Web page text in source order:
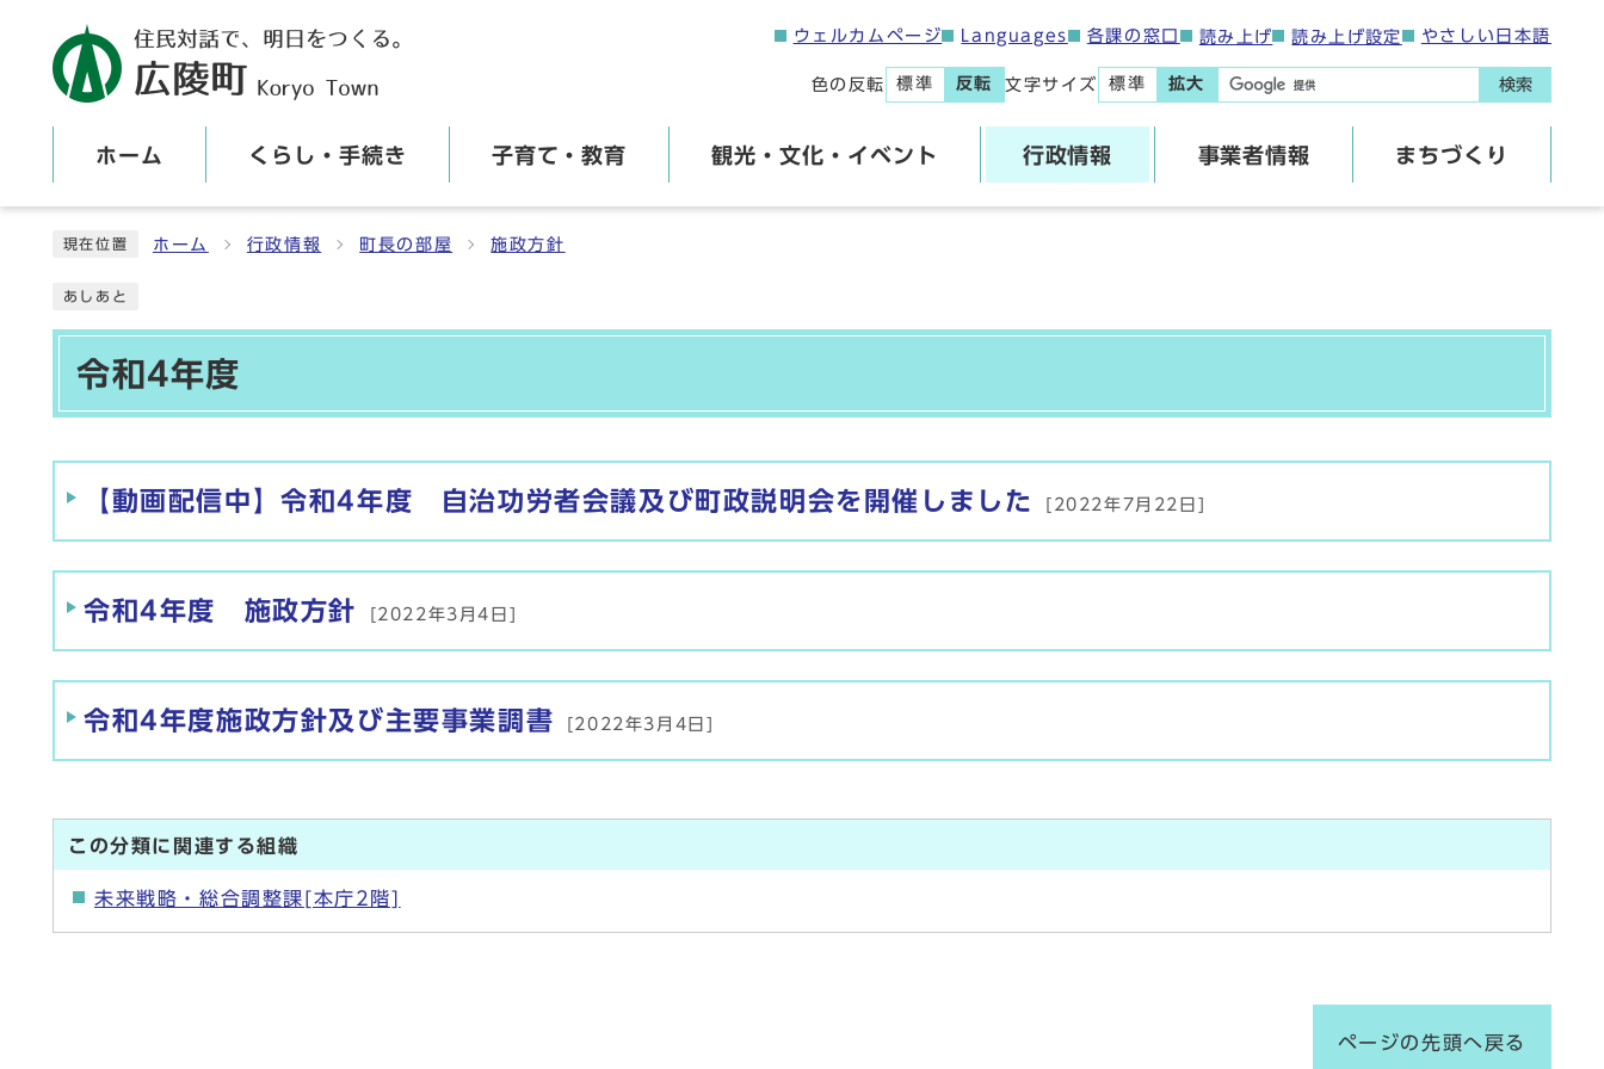
ウェルカムページ Languages 各課の窓口 読み上げ 読み上げ設定 やさしい日本語
色の反転 標準 反転 文字サイズ 標準 拡大 検索
ホーム くらし・手続き 子育て・教育 観光・文化・イベント 行政情報 事業者情報 まちづくり
現在位置 ホーム 行政情報 町長の部屋 施政方針
あしあと
令和4年度
メインメニュー
【動画配信中】令和4年度 自治功労者会議及び町政説明会を開催しました [2022年7月22日]
令和4年度 施政方針 [2022年3月4日]
令和4年度施政方針及び主要事業調書 [2022年3月4日]
この分類に関連する組織
未来戦略・総合調整課[本庁2階]
ページの先頭へ戻る